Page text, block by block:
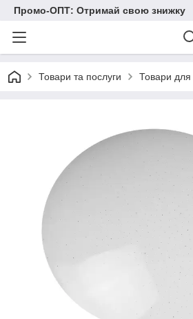
Промо-ОПТ: Отримай свою знижку
Товари та послуги Товари